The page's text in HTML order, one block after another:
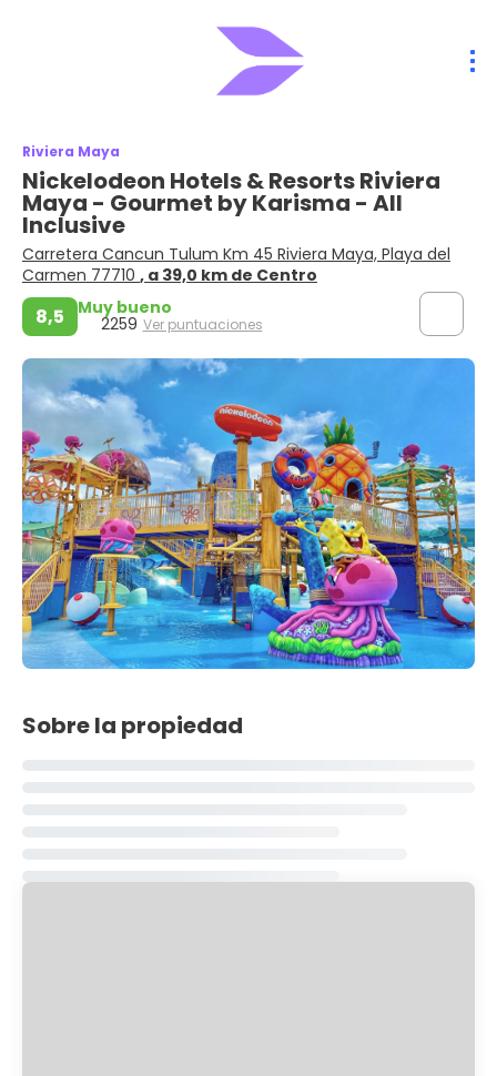
Riviera Maya
Nickelodeon Hotels & Resorts Riviera
Maya - Gourmet by Karisma - All
Inclusive
Carretera Cancun Tulum Km 45 Riviera Maya, Playa del
Carmen 77710 , a 39,0 km de Centro
8,5 Muy bueno
2259 Ver puntuaciones
Sobre la propiedad